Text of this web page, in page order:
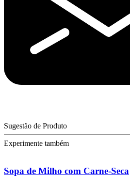
Sugestão de Produto
Experimente também
Sopa de Milho com Carne-Seca